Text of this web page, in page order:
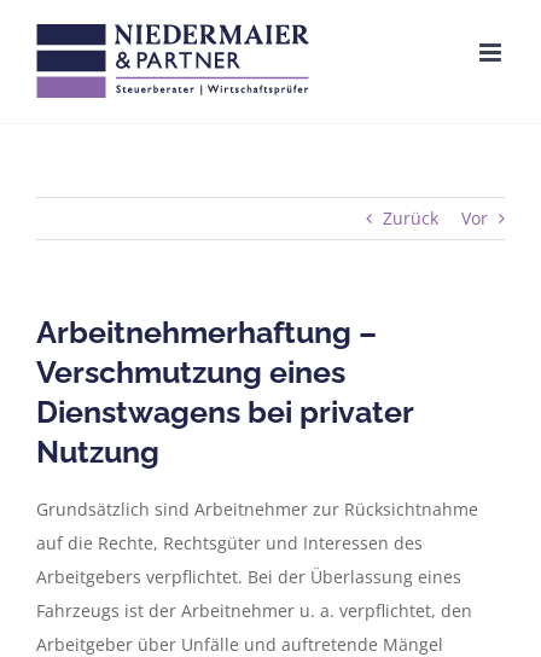
Inhalt
springen
Zurück Vor
Arbeitnehmerhaftung –
Verschmutzung eines
Dienstwagens bei privater
Nutzung
Grundsätzlich sind Arbeitnehmer zur Rücksichtnahme
auf die Rechte, Rechtsgüter und Interessen des
Arbeitgebers verpflichtet. Bei der Überlassung eines
Fahrzeugs ist der Arbeitnehmer u. a. verpflichtet, den
Arbeitgeber über Unfälle und auftretende Mängel